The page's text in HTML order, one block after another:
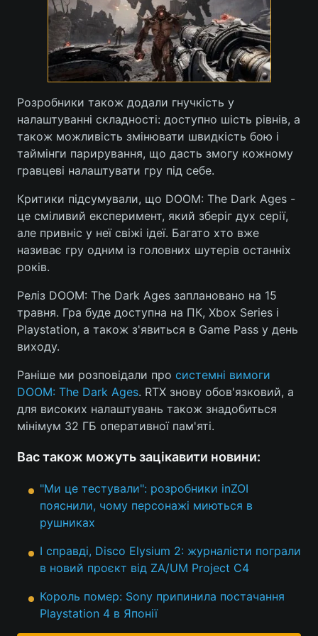
Розробники також додали гнучкість у
налаштуванні складності: доступно шість рівнів, а
також можливість змінювати швидкість бою і
таймінги парирування, що дасть змогу кожному
гравцеві налаштувати гру під себе.
Критики підсумували, що DOOM: The Dark Ages -
це сміливий експеримент, який зберіг дух серії,
але привніс у неї свіжі ідеї. Багато хто вже
називає гру одним із головних шутерів останніх
років.
Реліз DOOM: The Dark Ages заплановано на 15
травня. Гра буде доступна на ПК, Xbox Series і
Playstation, а також з'явиться в Game Pass у день
виходу.
Раніше ми розповідали про системні вимоги
DOOM: The Dark Ages. RTX знову обов'язковий, а
для високих налаштувань також знадобиться
мінімум 32 ГБ оперативної пам'яті.
Вас також можуть зацікавити новини:
"Ми це тестували": розробники inZOI
пояснили, чому персонажі миються в
рушниках
І справді, Disco Elysium 2: журналісти пограли
в новий проєкт від ZA/UM Project C4
Король помер: Sony припинила постачання
Playstation 4 в Японії